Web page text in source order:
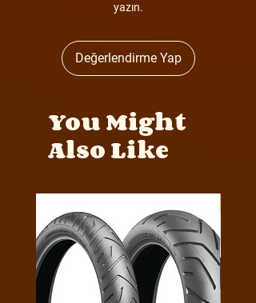
yazın.
Değerlendirme Yap
You Might
Also Like